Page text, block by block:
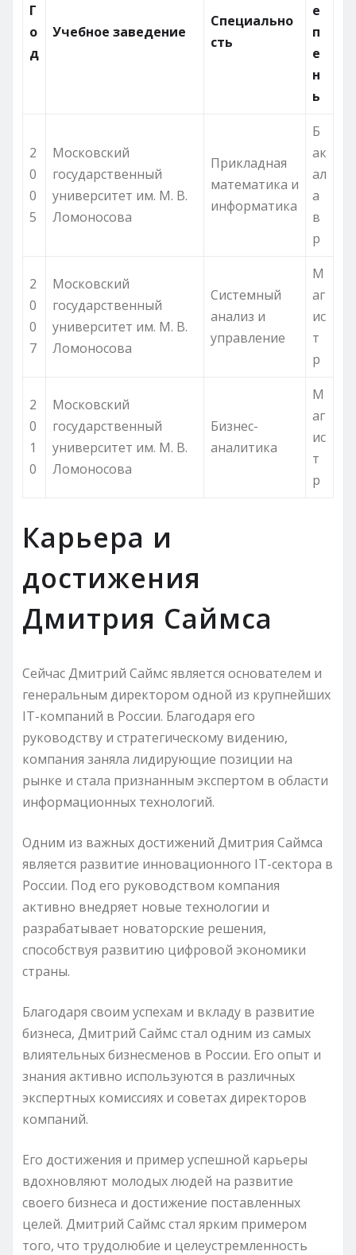
Г
о
д
Учебное заведение
Специально
сть
е
п
е
н
ь
2
0
0
5
Московский
государственный
университет им. М. В.
Ломоносова
Прикладная
математика и
информатика
Б
ак
ал
а
в
р
2
0
0
7
Московский
государственный
университет им. М. В.
Ломоносова
Системный
анализ и
управление
М
аг
ис
т
р
2
0
1
0
Московский
государственный
университет им. М. В.
Ломоносова
Бизнес-
аналитика
М
аг
ис
т
р
Карьера и
достижения
Дмитрия Саймса
Сейчас Дмитрий Саймс является основателем и
генеральным директором одной из крупнейших
IT-компаний в России. Благодаря его
руководству и стратегическому видению,
компания заняла лидирующие позиции на
рынке и стала признанным экспертом в области
информационных технологий.
Одним из важных достижений Дмитрия Саймса
является развитие инновационного IT-сектора в
России. Под его руководством компания
активно внедряет новые технологии и
разрабатывает новаторские решения,
способствуя развитию цифровой экономики
страны.
Благодаря своим успехам и вкладу в развитие
бизнеса, Дмитрий Саймс стал одним из самых
влиятельных бизнесменов в России. Его опыт и
знания активно используются в различных
экспертных комиссиях и советах директоров
компаний.
Его достижения и пример успешной карьеры
вдохновляют молодых людей на развитие
своего бизнеса и достижение поставленных
целей. Дмитрий Саймс стал ярким примером
того, что трудолюбие и целеустремленность